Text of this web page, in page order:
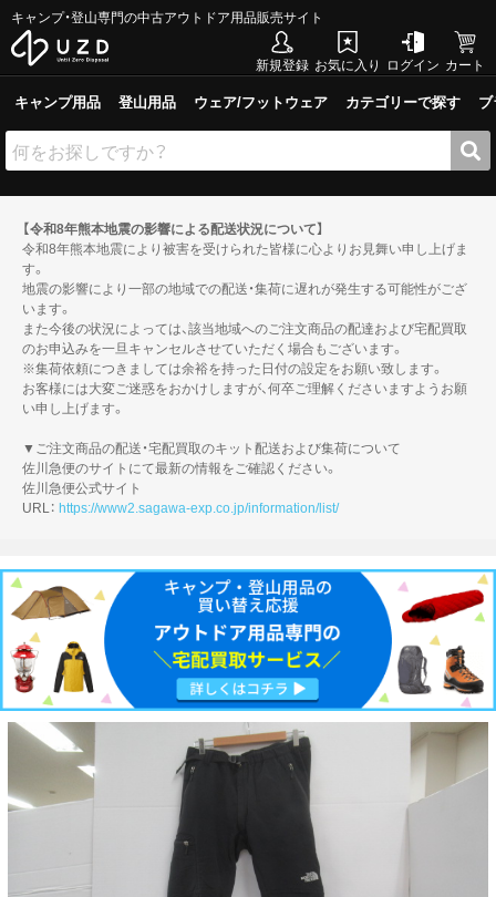
キャンプ・登山専門の中古アウトドア用品販売サイト
新規登録 お気に入り ログイン カート
キャンプ用品 登山用品 ウェア/フットウェア カテゴリーで探す
【令和8年熊本地震の影響による配送状況について】
令和8年熊本地震により被害を受けられた皆様に心よりお見舞い申し上げま
す。
地震の影響により一部の地域での配送・集荷に遅れが発生する可能性がござ
います。
また今後の状況によっては、該当地域へのご注文商品の配達および宅配買取
のお申込みを一旦キャンセルさせていただく場合もございます。
※集荷依頼につきましては余裕を持った日付の設定をお願い致します。
お客様には大変ご迷惑をおかけしますが、何卒ご理解くださいますようお願
い申し上げます。
▼ご注文商品の配送・宅配買取のキット配送および集荷について
佐川急便のサイトにて最新の情報をご確認ください。
佐川急便公式サイト
URL： https://www2.sagawa-exp.co.jp/information/list/